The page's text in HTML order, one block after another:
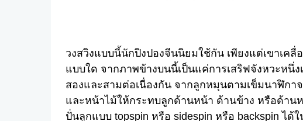
วงสวิงแบบนี้นักปิงปองจีนนิยมใช้กัน เพียงแต่เขาเค
แบบใด จากภาพข้างบนนี้เป็นแค่การเสริฟจังหวะหนึ่
สองและสามต่อเนื่องกัน จากลูกหมุนตามเข็มนาฬิกา
และหน้าไม้ให้กระทบลูกด้านหน้า ด้านข้าง หรือด้าน
ปั่นลูกแบบ topspin หรือ sidespin หรือ backspin ได้